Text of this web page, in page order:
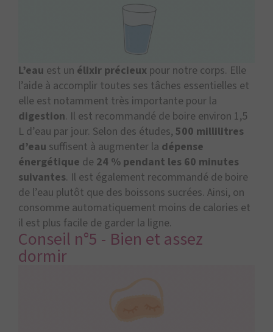
L’eau est un élixir précieux pour notre corps. Elle
l’aide à accomplir toutes ses tâches essentielles et
elle est notamment très importante pour la
digestion. Il est recommandé de boire environ 1,5
L d’eau par jour. Selon des études, 500 millilitres
d’eau suffisent à augmenter la dépense
énergétique de 24 % pendant les 60 minutes
suivantes. Il est également recommandé de boire
de l’eau plutôt que des boissons sucrées. Ainsi, on
consomme automatiquement moins de calories et
il est plus facile de garder la ligne.
Conseil n°5 - Bien et assez
dormir